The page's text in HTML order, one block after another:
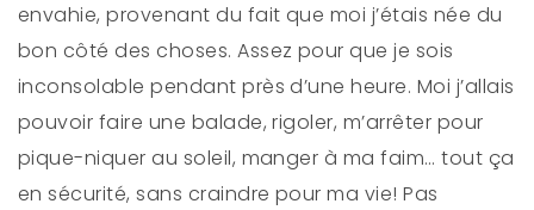
envahie, provenant du fait que moi j’étais née du
bon côté des choses. Assez pour que je sois
inconsolable pendant près d’une heure. Moi j’allais
pouvoir faire une balade, rigoler, m’arrêter pour
pique-niquer au soleil, manger à ma faim… tout ça
en sécurité, sans craindre pour ma vie! Pas